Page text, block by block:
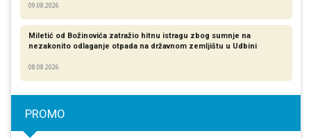
09.08.2026
Miletić od Božinovića zatražio hitnu istragu zbog sumnje na
nezakonito odlaganje otpada na državnom zemljištu u Udbini
08.08.2026
PROMO